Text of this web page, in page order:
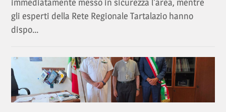
immediatamente messo in sicurezza l'area, mentre
gli esperti della Rete Regionale Tartalazio hanno
dispo...